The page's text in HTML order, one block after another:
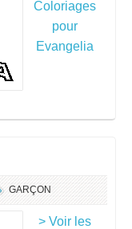
Coloriages
pour
Evangelia
GARÇON
> Voir les